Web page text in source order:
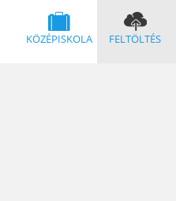
KÖZÉPISKOLA FELTÖLTÉS